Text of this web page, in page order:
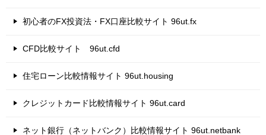
初心者のFX投資法・FX口座比較サイト 96ut.fx
CFD比較サイト 96ut.cfd
住宅ローン比較情報サイト 96ut.housing
クレジットカード比較情報サイト 96ut.card
ネット銀行（ネットバンク）比較情報サイト 96ut.netbank